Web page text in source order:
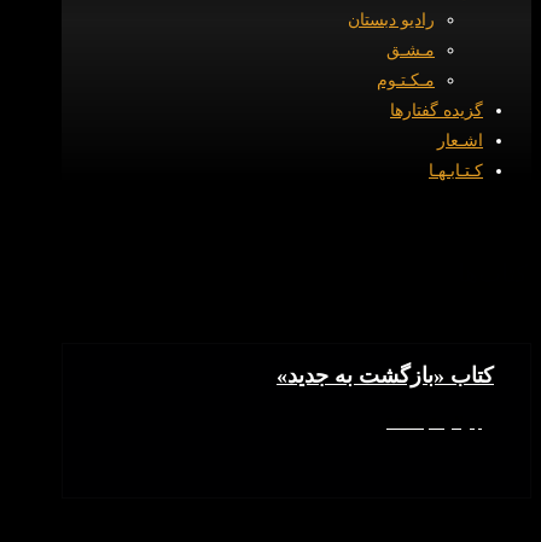
رادیو دبستان
مـشـق
مـکـتـوم
گزیده گفتارها
اشـعار
کـتـابـهـا
کتاب «بازگشت به جدید»